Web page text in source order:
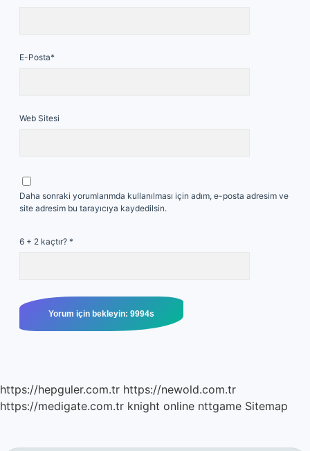
E-Posta*
Web Sitesi
Daha sonraki yorumlarımda kullanılması için adım, e-posta adresim ve
site adresim bu tarayıcıya kaydedilsin.
6 + 2 kaçtır? *
https://hepguler.com.tr https://newold.com.tr
https://medigate.com.tr knight online nttgame Sitemap